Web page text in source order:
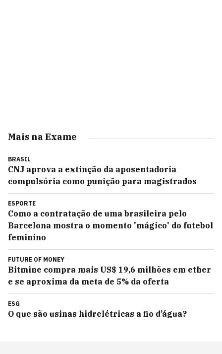
Mais na Exame
BRASIL
CNJ aprova a extinção da aposentadoria
compulsória como punição para magistrados
ESPORTE
Como a contratação de uma brasileira pelo
Barcelona mostra o momento 'mágico' do futebol
feminino
FUTURE OF MONEY
Bitmine compra mais US$ 19,6 milhões em ether
e se aproxima da meta de 5% da oferta
ESG
O que são usinas hidrelétricas a fio d’água?